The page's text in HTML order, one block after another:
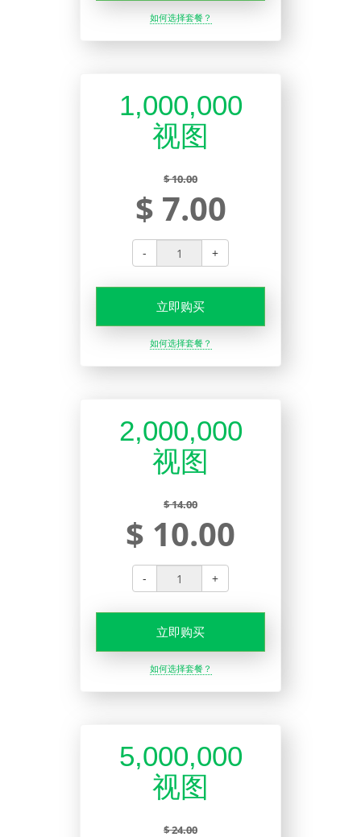
如何选择套餐？
1,000,000
视图
$ 10.00
$ 7.00
- +
立即购买
如何选择套餐？
2,000,000
视图
$ 14.00
$ 10.00
- +
立即购买
如何选择套餐？
5,000,000
视图
$ 24.00